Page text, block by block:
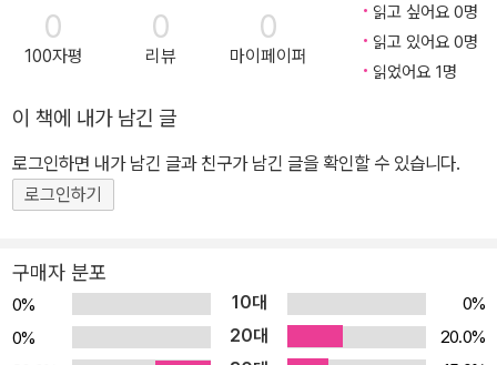
가?” 이 책에서는 실제 면접에서 쏟아질 위와 같은 질문에 어떻게 답
해야 하는지 알려준다. 또한 어떻게 하면 스타트업이나 대기업에서
인 PM(제품 관리자/프로그램 관리자)이 회사마다 어떻게 다른지, P
M이 되기 위해서는 어떤 경험을 쌓아야 하고, 기존 경험은 어떻게 적
용해야 하는지, 뛰어난 PM들의 이력서와 자기소개서는 어떤 모습이
었는지, 최종적으로 PM 면접에는 어떻게 임해야 하는지, 면접장에서
게 답해야 하고, 가장 중요한 ‘자기 홍보’를 어떻게 매력적으로 해야
하는지 이 책에서 속속들이 안내하고 있다. 이 책의 대상 독자 ● PM
으로 취직하려는 학생 ● PM으로 전직하고자 하는 엔지니어 또는 디
0
100자평
0
리뷰
0
마이페이퍼
읽고 싶어요 0명
읽고 있어요 0명
읽었어요 1명
이 책에 내가 남긴 글
로그인하면 내가 남긴 글과 친구가 남긴 글을 확인할 수 있습니다.
로그인하기
구매자 분포
0% 10대
0%
0%
20대
20.0%